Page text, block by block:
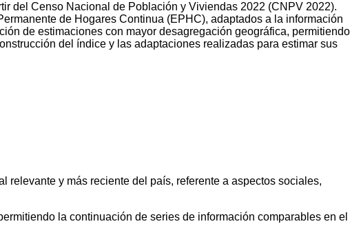
del Censo Nacional de Población y Viviendas 2022 (CNPV 2022).
de Hogares Continua (EPHC), adaptados a la información
de estimaciones con mayor desagregación geográfica, permitiendo
del índice y las adaptaciones realizadas para estimar sus
y más reciente del país, referente a aspectos sociales,
la continuación de series de información comparables en el